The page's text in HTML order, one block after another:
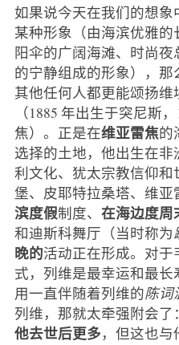
如果说今天在我们的想象
某种形象（由海滨优雅
阳伞的广阔海滩、时尚
的宁静组成的形象），
其他任何人都更能颂扬维
（1885 年出生于突尼斯
焦）。正是在维亚雷焦的
选择的土地，他出生在
利文化、犹太宗教信仰
堡、皮耶特拉桑塔、维亚
滨度假制度、 在海边度周
和迪斯科舞厅（当时称为
晚的活动正在形成。对
式，列维是最幸运和最
用一直伴随着列维的陈词
列维，那就太牵强附会了
他去世后更多，但这也与